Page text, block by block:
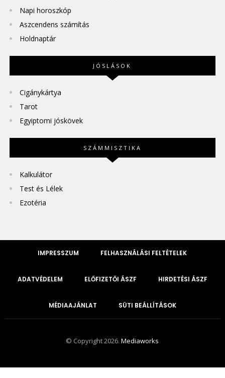
Napi horoszkóp
Aszcendens számítás
Holdnaptár
JÓSLÁSOK
Cigánykártya
Tarot
Egyiptomi jóskövek
SZÁMMISZTIKA
Kalkulátor
Test és Lélek
Ezotéria
IMPRESSZUM FELHASZNÁLÁSI FELTÉTELEK
ADATVÉDELEM ELŐFIZETŐI ÁSZF HIRDETÉSI ÁSZF
MÉDIAAJÁNLAT SÜTI BEÁLLÍTÁSOK
© Copyright 2026.Mediaworks